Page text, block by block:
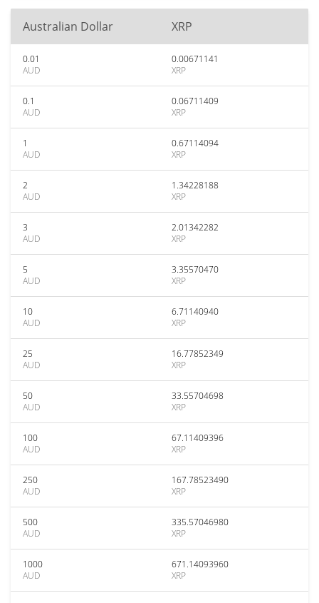
Australian Dollar XRP
0.01
AUD
0.00671141
XRP
0.1
AUD
0.06711409
XRP
1
AUD
0.67114094
XRP
2
AUD
1.34228188
XRP
3
AUD
2.01342282
XRP
5
AUD
3.35570470
XRP
10
AUD
6.71140940
XRP
25
AUD
16.77852349
XRP
50
AUD
33.55704698
XRP
100
AUD
67.11409396
XRP
250
AUD
167.78523490
XRP
500
AUD
335.57046980
XRP
1000
AUD
671.14093960
XRP